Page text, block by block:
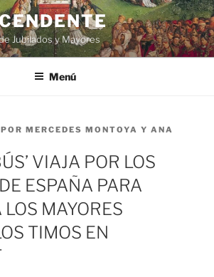
Jubilados y Mayores
Menú
POR MERCEDES MONTOYA Y ANA
VIAJA POR LOS
ESPAÑA PARA
MAYORES
TIMOS EN